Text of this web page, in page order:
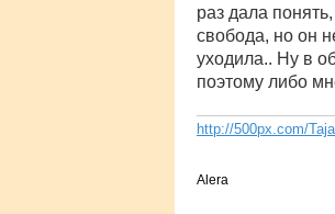
раз дала
свобода, но он
уходила.. Ну в
поэтому либо
http://500px.com/
Alera